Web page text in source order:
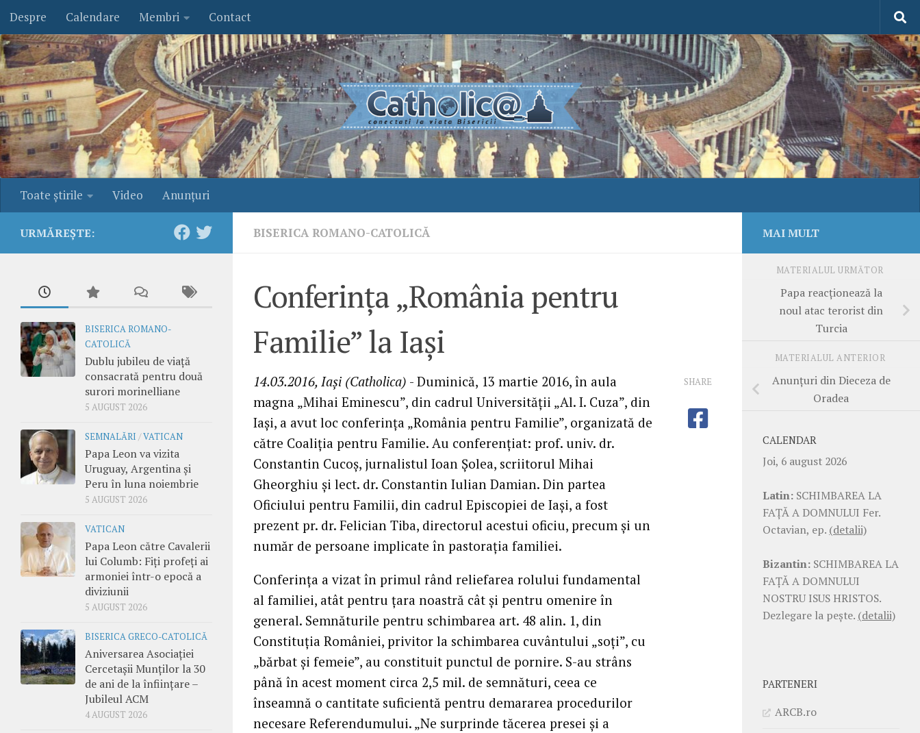
Skip to content
Despre Calendare Membri Contact
Toate ştirile Video Anunţuri
BISERICA ROMANO-CATOLICĂ
Conferința „România pentru
Familie” la Iaşi
14.03.2016, Iași (Catholica) - Duminică, 13 martie 2016, în aula
magna „Mihai Eminescu”, din cadrul Universității „Al. I. Cuza”, din
Iași, a avut loc conferința „România pentru Familie”, organizată de
către Coaliția pentru Familie. Au conferențiat: prof. univ. dr.
Constantin Cucoș, jurnalistul Ioan Șolea, scriitorul Mihai
Gheorghiu și lect. dr. Constantin Iulian Damian. Din partea
Oficiului pentru Familii, din cadrul Episcopiei de Iași, a fost
prezent pr. dr. Felician Tiba, directorul acestui oficiu, precum și un
număr de persoane implicate în pastorația familiei.
Conferința a vizat în primul rând reliefarea rolului fundamental
al familiei, atât pentru țara noastră cât și pentru omenire în
general. Semnăturile pentru schimbarea art. 48 alin. 1, din
Constituția României, privitor la schimbarea cuvântului „soți”, cu
„bărbat și femeie”, au constituit punctul de pornire. S-au strâns
până în acest moment circa 2,5 mil. de semnături, ceea ce
înseamnă o cantitate suficientă pentru demararea procedurilor
necesare Referendumului. „Ne surprinde tăcerea presei și a
SHARE
URMĂREȘTE:
BISERICA ROMANO-
CATOLICĂ
Dublu jubileu de viață
consacrată pentru două
surori morinelliane
5 AUGUST 2026
SEMNALĂRI /VATICAN
Papa Leon va vizita
Uruguay, Argentina și
Peru în luna noiembrie
5 AUGUST 2026
VATICAN
Papa Leon către Cavalerii
lui Columb: Fiți profeți ai
armoniei într-o epocă a
diviziunii
5 AUGUST 2026
BISERICA GRECO-CATOLICĂ
Aniversarea Asociației
Cercetașii Munților la 30
de ani de la înființare –
Jubileul ACM
4 AUGUST 2026
MAI MULT
MATERIALUL URMĂTOR
Papa reacționează la
noul atac terorist din
Turcia
MATERIALUL ANTERIOR
Anunțuri din Dieceza de
Oradea
CALENDAR
Joi, 6 august 2026
Latin: SCHIMBAREA LA
FAŢĂ A DOMNULUI Fer.
Octavian, ep. (detalii)
Bizantin: SCHIMBAREA LA
FAŢĂ A DOMNULUI
NOSTRU ISUS HRISTOS.
Dezlegare la pește. (detalii)
PARTENERI
ARCB.ro